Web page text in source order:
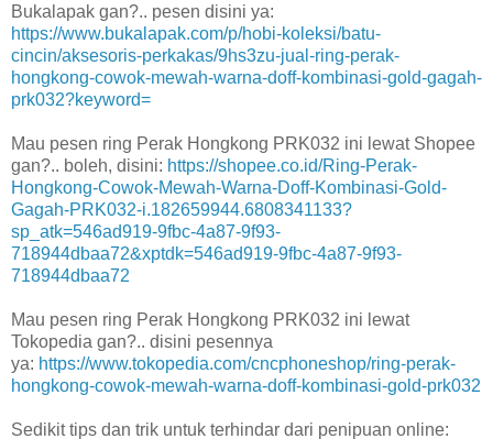
Bukalapak gan?.. pesen disini ya:
https://www.bukalapak.com/p/hobi-koleksi/batu-
cincin/aksesoris-perkakas/9hs3zu-jual-ring-perak-
hongkong-cowok-mewah-warna-doff-kombinasi-gold-gagah-
prk032?keyword=
Mau pesen ring Perak Hongkong PRK032 ini lewat Shopee
gan?.. boleh, disini: https://shopee.co.id/Ring-Perak-
Hongkong-Cowok-Mewah-Warna-Doff-Kombinasi-Gold-
Gagah-PRK032-i.182659944.6808341133?
sp_atk=546ad919-9fbc-4a87-9f93-
718944dbaa72&xptdk=546ad919-9fbc-4a87-9f93-
718944dbaa72
Mau pesen ring Perak Hongkong PRK032 ini lewat
Tokopedia gan?.. disini pesennya
ya: https://www.tokopedia.com/cncphoneshop/ring-perak-
hongkong-cowok-mewah-warna-doff-kombinasi-gold-prk032
Sedikit tips dan trik untuk terhindar dari penipuan online: